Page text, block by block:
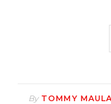
By TOMMY